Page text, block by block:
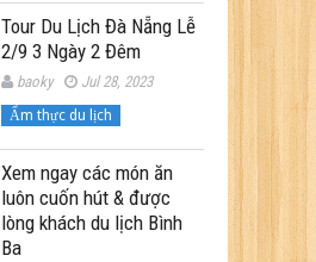
Tour Du Lịch Đà Nẵng Lễ
2/9 3 Ngày 2 Đêm
baoky Jul 28, 2023
Ẩm thực du lịch
Xem ngay các món ăn
luôn cuốn hút & được
lòng khách du lịch Bình
Ba